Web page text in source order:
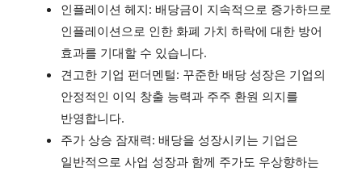
인플레이션 헤지: 배당금이 지속적으로 증가하므로
인플레이션으로 인한 화폐 가치 하락에 대한 방어
효과를 기대할 수 있습니다.
견고한 기업 펀더멘털: 꾸준한 배당 성장은 기업의
안정적인 이익 창출 능력과 주주 환원 의지를
반영합니다.
주가 상승 잠재력: 배당을 성장시키는 기업은
일반적으로 사업 성장과 함께 주가도 우상향하는